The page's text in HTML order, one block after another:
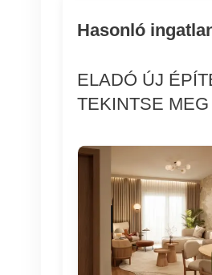
Hasonló
ELADÓ ÚJ
TEKINTSE